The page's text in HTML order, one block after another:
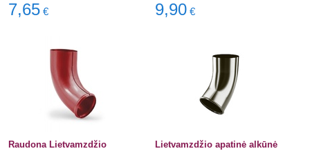
7,65 € 9,90 €
Raudona Lietvamzdžio
Lietvamzdžio apatinė alkūnė